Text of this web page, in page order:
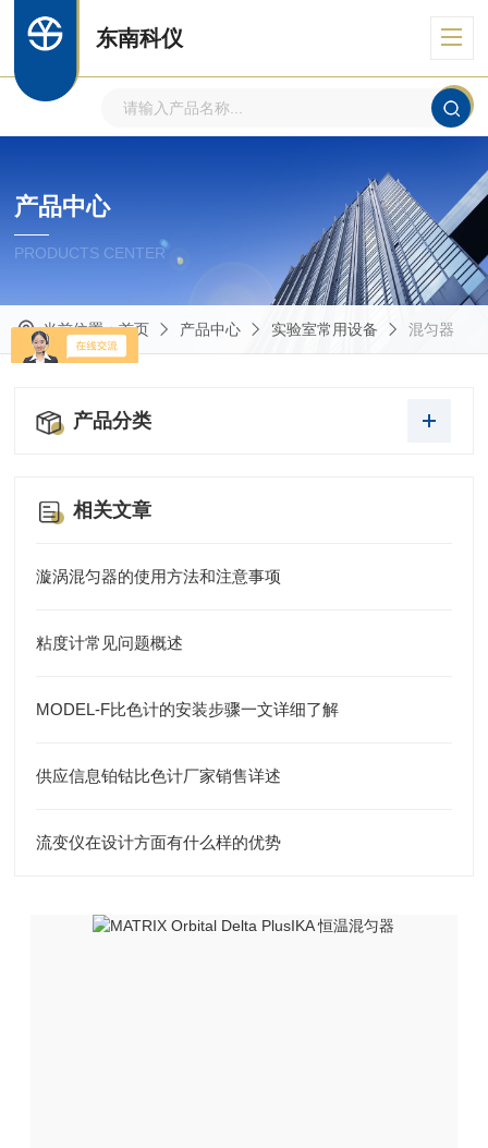
东南科仪
产品中心
PRODUCTS CENTER
当前位置：首页 产品中心 实验室常用设备 混匀器
产品分类
相关文章
漩涡混匀器的使用方法和注意事项
粘度计常见问题概述
MODEL-F比色计的安装步骤一文详细了解
供应信息铂钴比色计厂家销售详述
流变仪在设计方面有什么样的优势